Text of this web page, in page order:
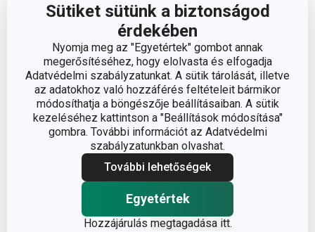
Sütiket sütünk a biztonságod
érdekében
Nyomja meg az "Egyetértek" gombot annak
megerősítéséhez, hogy elolvasta és elfogadja
Adatvédelmi szabályzatunkat. A sütik tárolását, illetve
az adatokhoz való hozzáférés feltételeit bármikor
módosíthatja a böngészője beállításaiban. A sütik
kezeléséhez kattintson a "Beállítások módosítása"
gombra. További információt az Adatvédelmi
szabályzatunkban olvashat.
További lehetőségek
Egyetértek
Hozzájárulás megtagadása itt.
Hozzávalók:
1 kg probiotikus kultúrát tartalmazó joghurt
olívaolaj
szárított menta
fekete olajbogyó
½ kk. só
Elkészítés:
Helyezd a szűrőt aDELLA CASA sajtkészítő készlet
tálkájába, simítsd bele a csomagolásban található textíliát,
majd tedd rá a kör alakú keretet is. A joghurtot keverd